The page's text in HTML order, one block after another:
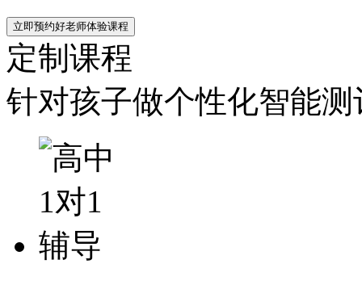
立即预约好老师体验课程
定制课程
针对孩子做个性化智能